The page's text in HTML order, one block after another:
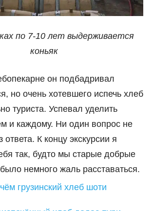
по 7-10 лет выдерживается
коньяк
он подбадривал
но очень хотевшего испечь хлеб
туриста. Успевал уделить
и каждому. Ни один вопрос не
ответа. К концу экскурсии я
так, будто мы старые добрые
немного жаль расставаться.